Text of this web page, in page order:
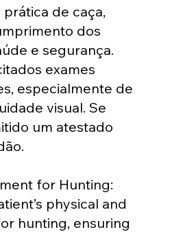
de caça,
dos
e segurança.
exames
especialmente de
visual. Se
um atestado
for Hunting:
physical and
hunting, ensuring